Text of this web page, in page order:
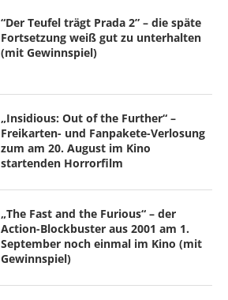
“Der Teufel trägt Prada 2” – die späte
Fortsetzung weiß gut zu unterhalten
(mit Gewinnspiel)
„Insidious: Out of the Further“ –
Freikarten- und Fanpakete-Verlosung
zum am 20. August im Kino
startenden Horrorfilm
„The Fast and the Furious“ – der
Action-Blockbuster aus 2001 am 1.
September noch einmal im Kino (mit
Gewinnspiel)